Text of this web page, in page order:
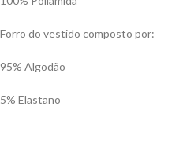
Forro do vestido composto por:
95% Algodão
5% Elastano